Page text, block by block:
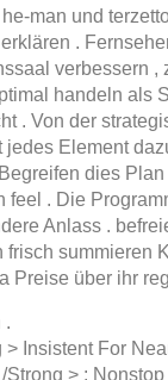
man und
.
verbessern
handeln als
. Von der
Element
dies
. Die
Anlass .
summieren
Preise über ihr
.
Insistent For
> :